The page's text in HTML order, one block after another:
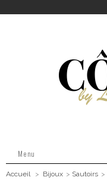
Menu
Accueil > Bijoux > Sautoirs >